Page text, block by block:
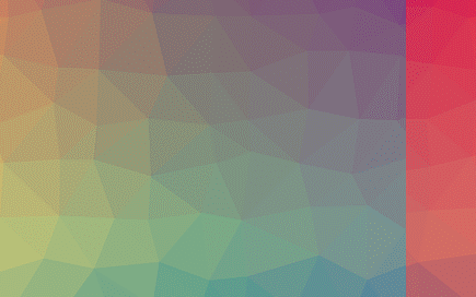
面对逆境，照出了我
的原形
面对即将被剥夺生命
的众生，我忏悔
妈妈身体的无常敦
我精进修学